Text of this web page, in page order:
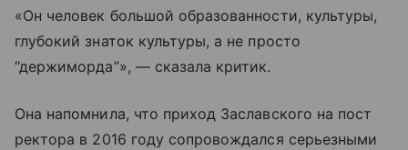
«Он человек большой образованности, культуры,
глубокий знаток культуры, а не просто
“держиморда”», — сказала критик.
Она напомнила, что приход Заславского на пост
ректора в 2016 году сопровождался серьезными